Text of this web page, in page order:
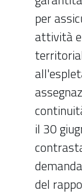
per
attività
il 30
del